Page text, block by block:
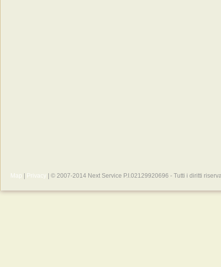
Map Privacy | © 2007-2014 Next Service P.I.02129920696 - Tutti i diritti